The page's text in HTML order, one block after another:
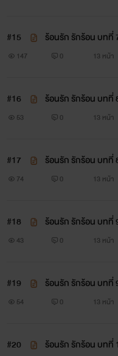
#15 ร้อนรัก รักร้อน บทที่
147 0 13 หน้า
#16 ร้อนรัก รักร้อน บทที่
53 0 13 หน้า
#17 ร้อนรัก รักร้อน บทที่
74 0 13 หน้า
#18 ร้อนรัก รักร้อน บทที่
43 0 13 หน้า
#19 ร้อนรัก รักร้อน บทที่
54 0 13 หน้า
#20 ร้อนรัก รักร้อน บทที่